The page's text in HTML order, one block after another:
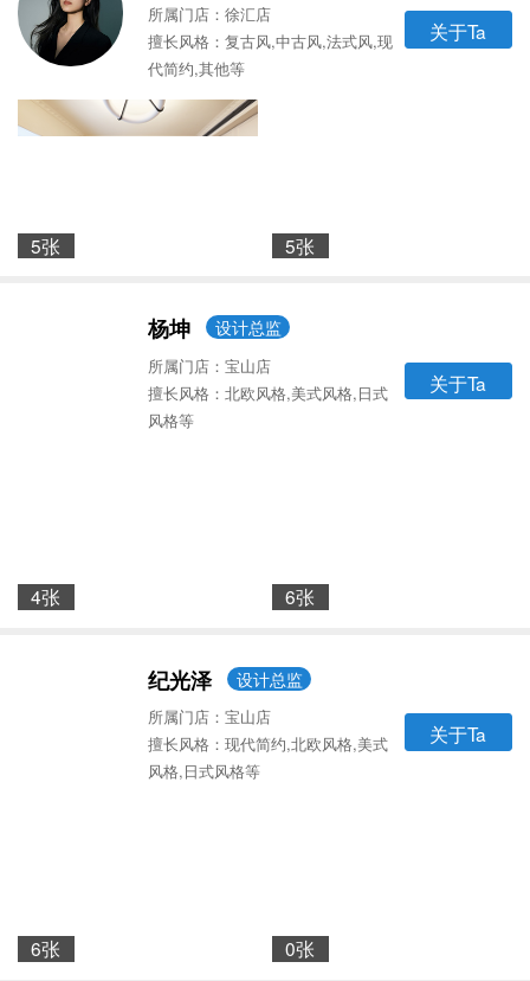
所属门店：徐汇店
擅长风格：复古风,中古风,法式风,现
代简约,其他等
关于Ta
5张 5张
杨坤 设计总监
所属门店：宝山店
擅长风格：北欧风格,美式风格,日式
风格等
关于Ta
4张 6张
纪光泽 设计总监
所属门店：宝山店
擅长风格：现代简约,北欧风格,美式
风格,日式风格等
关于Ta
6张 0张